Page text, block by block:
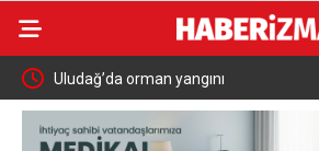
Uludağ’da orman yangını